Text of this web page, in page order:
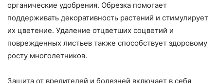
органические удобрения. Обрезка помогает
поддерживать декоративность растений и стимулирует
их цветение. Удаление отцветших соцветий и
поврежденных листьев также способствует здоровому
росту многолетников.
Защита от вредителей и болезней включает в себя